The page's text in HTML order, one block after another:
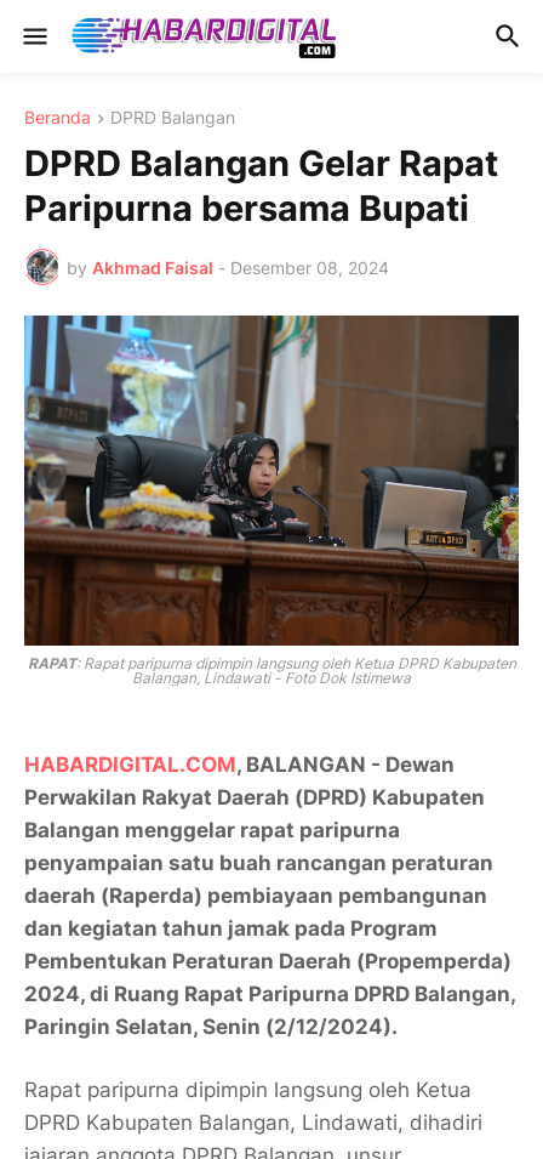
Beranda DPRD Balangan
DPRD Balangan Gelar Rapat
Paripurna bersama Bupati
by Akhmad Faisal - Desember 08, 2024
RAPAT: Rapat paripurna dipimpin langsung oleh Ketua DPRD Kabupaten
Balangan, Lindawati - Foto Dok Istimewa
HABARDIGITAL.COM, BALANGAN - Dewan
Perwakilan Rakyat Daerah (DPRD) Kabupaten
Balangan menggelar rapat paripurna
penyampaian satu buah rancangan peraturan
daerah (Raperda) pembiayaan pembangunan
dan kegiatan tahun jamak pada Program
Pembentukan Peraturan Daerah (Propemperda)
2024, di Ruang Rapat Paripurna DPRD Balangan,
Paringin Selatan, Senin (2/12/2024).
Rapat paripurna dipimpin langsung oleh Ketua
DPRD Kabupaten Balangan, Lindawati, dihadiri